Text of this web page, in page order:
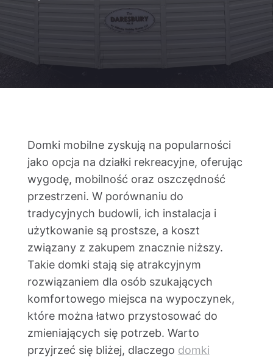
Domki mobilne zyskują na popularności
jako opcja na działki rekreacyjne, oferując
wygodę, mobilność oraz oszczędność
przestrzeni. W porównaniu do
tradycyjnych budowli, ich instalacja i
użytkowanie są prostsze, a koszt
związany z zakupem znacznie niższy.
Takie domki stają się atrakcyjnym
rozwiązaniem dla osób szukających
komfortowego miejsca na wypoczynek,
które można łatwo przystosować do
zmieniających się potrzeb. Warto
przyjrzeć się bliżej, dlaczego domki